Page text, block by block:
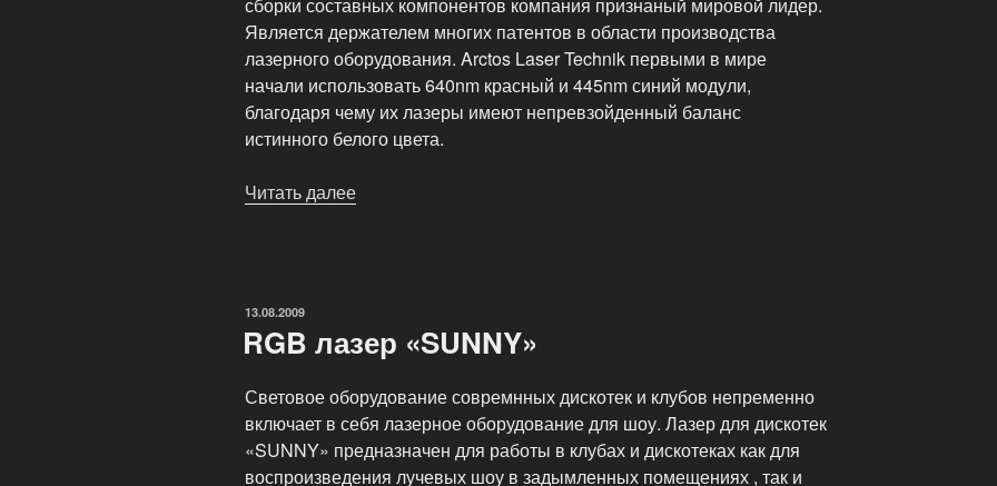
Является держателем многих патентов в области производства
лазерного оборудования. Arctos Laser Technik первыми в мире
начали использовать 640nm красный и 445nm синий модули,
благодаря чему их лазеры имеют непревзойденный баланс
истинного белого цвета.
Читать далее
ОПУБЛИКОВАНО
13.08.2009
RGB лазер «SUNNY»
Световое оборудование совремнных дискотек и клубов непременно
включает в себя лазерное оборудование для шоу. Лазер для дискотек
«SUNNY» предназначен для работы в клубах и дискотеках как для
воспроизведения лучевых шоу в задымленных помещениях , так и